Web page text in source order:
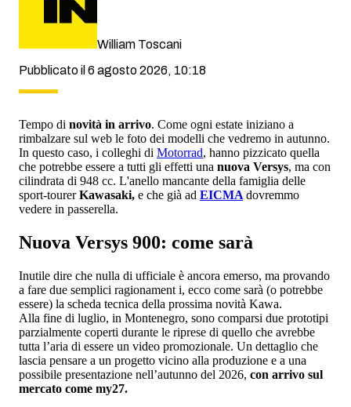
William Toscani
Pubblicato il 6 agosto 2026, 10:18
Tempo di novità in arrivo. Come ogni estate iniziano a
rimbalzare sul web le foto dei modelli che vedremo in autunno.
In questo caso, i colleghi di Motorrad, hanno pizzicato quella
che potrebbe essere a tutti gli effetti una nuova Versys, ma con
cilindrata di 948 cc. L'anello mancante della famiglia delle
sport-tourerKawasaki, e che già ad EICMA dovremmo
vedere in passerella.
Nuova Versys 900: come sarà
Inutile dire che nulla di ufficiale è ancora emerso, ma provando
a fare due semplici ragionament i, ecco come sarà (o potrebbe
essere) la scheda tecnica della prossima novità Kawa.
Alla fine di luglio, in Montenegro, sono comparsi due prototipi
parzialmente coperti durante le riprese di quello che avrebbe
tutta l’aria di essere un video promozionale. Un dettaglio che
lascia pensare a un progetto vicino alla produzione e a una
possibile presentazione nell’autunno del 2026, con arrivo sul
mercato come my27.